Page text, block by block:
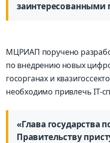
заинтересованными
МЦРИАП поручено
по внедрению новых
госорганах и
необходимо привлечь IT-
«Глава государства
Правительству